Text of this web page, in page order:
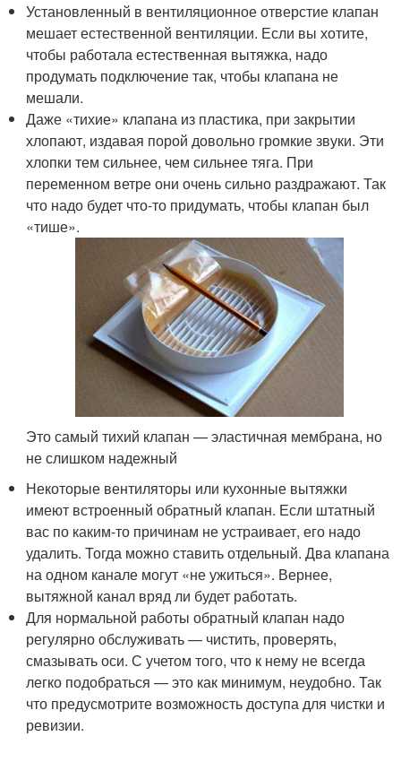
Установленный в вентиляционное отверстие клапан
мешает естественной вентиляции. Если вы хотите,
чтобы работала естественная вытяжка, надо
продумать подключение так, чтобы клапана не
мешали.
Даже «тихие» клапана из пластика, при закрытии
хлопают, издавая порой довольно громкие звуки. Эти
хлопки тем сильнее, чем сильнее тяга. При
переменном ветре они очень сильно раздражают. Так
что надо будет что-то придумать, чтобы клапан был
«тише».
Это самый тихий клапан — эластичная мембрана, но
не слишком надежный
Некоторые вентиляторы или кухонные вытяжки
имеют встроенный обратный клапан. Если штатный
вас по каким-то причинам не устраивает, его надо
удалить. Тогда можно ставить отдельный. Два клапана
на одном канале могут «не ужиться». Вернее,
вытяжной канал вряд ли будет работать.
Для нормальной работы обратный клапан надо
регулярно обслуживать — чистить, проверять,
смазывать оси. С учетом того, что к нему не всегда
легко подобраться — это как минимум, неудобно. Так
что предусмотрите возможность доступа для чистки и
ревизии.